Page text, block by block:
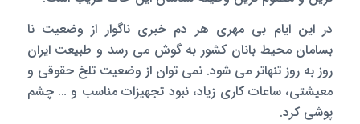
در این ایام بی مهری هر دم خبری ناگوار از وضعیت نا
بسامان محیط بانان کشور به گوش می رسد و طبیعت ایران
روز به روز تنهاتر می شود. نمی توان از وضعیت تلخ حقوقی و
معیشتی، ساعات کاری زیاد، نبود تجهیزات مناسب و … چشم
پوشی کرد.